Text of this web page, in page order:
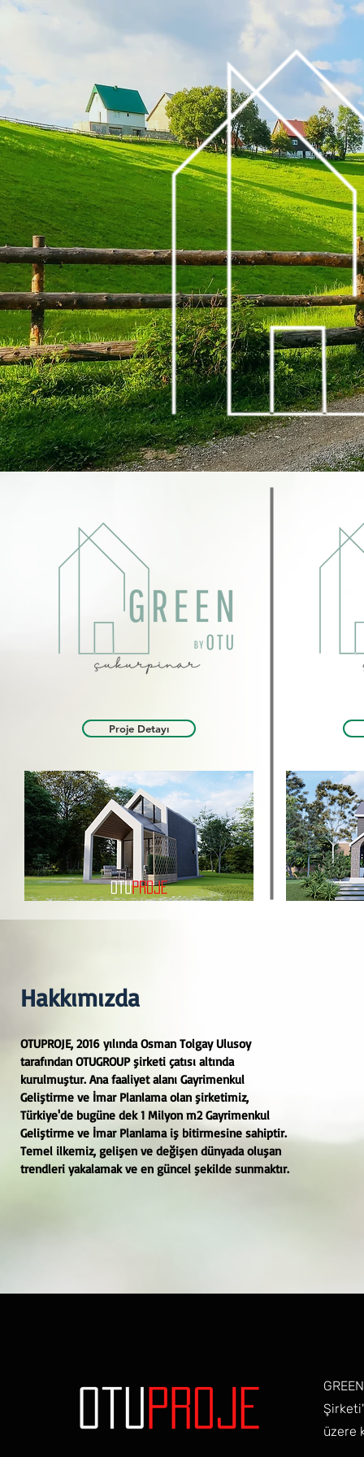
Proje Detayı
Hakkımızda
OTUPROJE, 2016 yılında Osman Tolgay Ulusoy
tarafından OTUGROUP şirketi çatısı altında
kurulmuştur. Ana faaliyet alanı Gayrimenkul
Geliştirme ve İmar Planlama olan şirketimiz,
Türkiye'de bugüne dek 1 Milyon m2 Gayrimenkul
Geliştirme ve İmar Planlama iş bitirmesine sahiptir.
Temel ilkemiz, gelişen ve değişen dünyada oluşan
trendleri yakalamak ve en güncel şekilde sunmaktır.
üzere